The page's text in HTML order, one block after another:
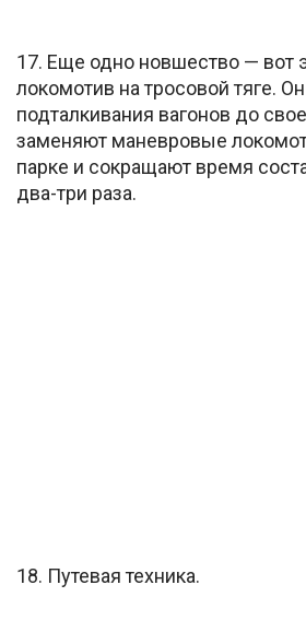
17. Еще одно новшество — вот
локомотив на тросовой тяге.
подталкивания вагонов до
заменяют маневровые
парке и сокращают время
два-три раза.
18. Путевая техника.